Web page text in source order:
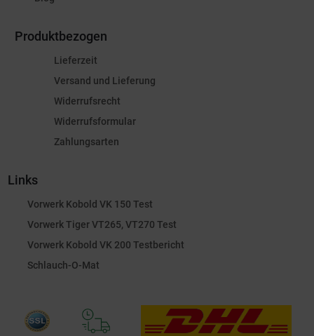
Produktbezogen
Lieferzeit
Versand und Lieferung
Widerrufsrecht
Widerrufsformular
Zahlungsarten
Links
Vorwerk Kobold VK 150 Test
Vorwerk Tiger VT265, VT270 Test
Vorwerk Kobold VK 200 Testbericht
Schlauch-O-Mat